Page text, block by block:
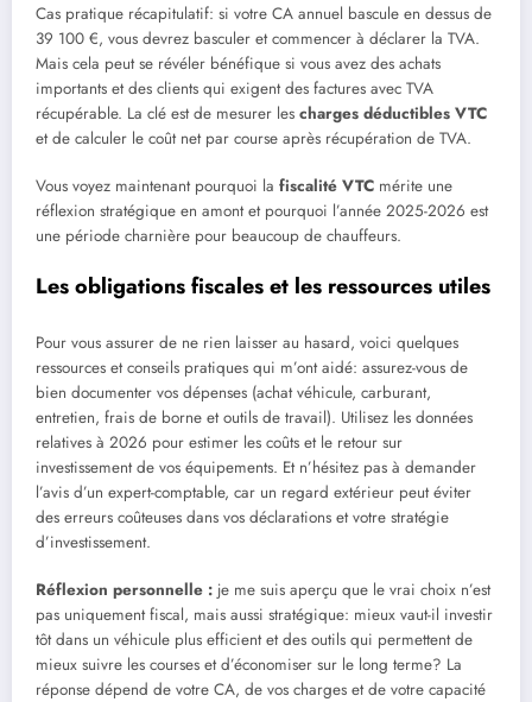
Cas pratique récapitulatif: si votre CA annuel bascule en dessus de
39 100 €, vous devrez basculer et commencer à déclarer la TVA.
Mais cela peut se révéler bénéfique si vous avez des achats
importants et des clients qui exigent des factures avec TVA
récupérable. La clé est de mesurer les charges déductibles VTC
et de calculer le coût net par course après récupération de TVA.
Vous voyez maintenant pourquoi la fiscalité VTC mérite une
réflexion stratégique en amont et pourquoi l’année 2025-2026 est
une période charnière pour beaucoup de chauffeurs.
Les obligations fiscales et les ressources utiles
Pour vous assurer de ne rien laisser au hasard, voici quelques
ressources et conseils pratiques qui m’ont aidé: assurez-vous de
bien documenter vos dépenses (achat véhicule, carburant,
entretien, frais de borne et outils de travail). Utilisez les données
relatives à 2026 pour estimer les coûts et le retour sur
investissement de vos équipements. Et n’hésitez pas à demander
l’avis d’un expert-comptable, car un regard extérieur peut éviter
des erreurs coûteuses dans vos déclarations et votre stratégie
d’investissement.
Réflexion personnelle : je me suis aperçu que le vrai choix n’est
pas uniquement fiscal, mais aussi stratégique: mieux vaut-il investir
tôt dans un véhicule plus efficient et des outils qui permettent de
mieux suivre les courses et d’économiser sur le long terme? La
réponse dépend de votre CA, de vos charges et de votre capacité